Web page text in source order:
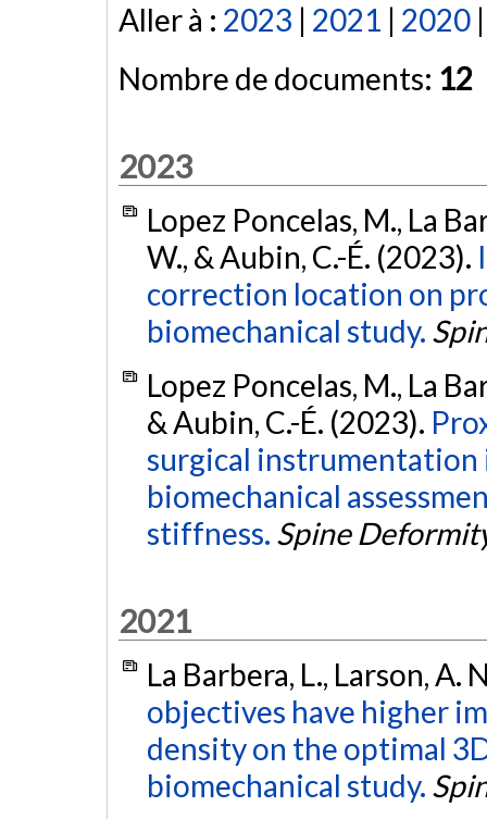
Aller à : 2023 | 2021 | 2020
Nombre de documents: 12
2023
Lopez Poncelas, M., La
W., & Aubin, C.-É. (2023).
correction location on
biomechanical study.
Lopez Poncelas, M., La
& Aubin, C.-É. (2023).
surgical
biomechanical
stiffness. Spine
2021
La Barbera, L., Larson, A.
objectives have higher
density on the optimal
biomechanical study.